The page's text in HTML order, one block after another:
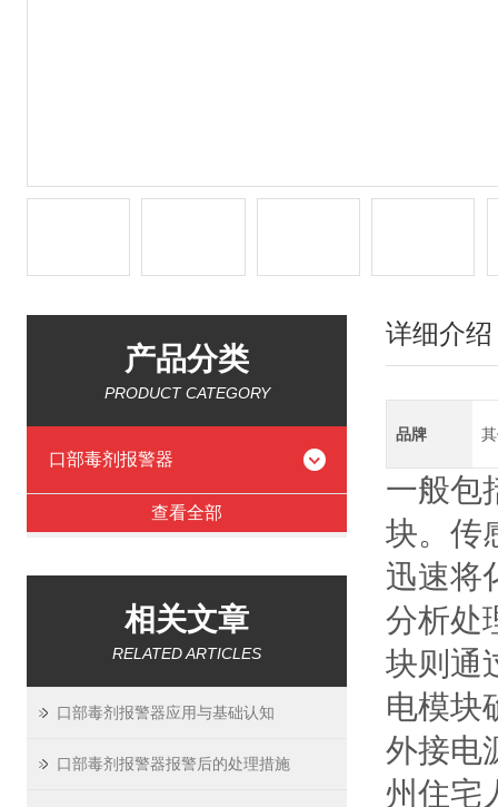
产品分类
PRODUCT CATEGORY
口部毒剂报警器
查看全部
相关文章
RELATED ARTICLES
口部毒剂报警器应用与基础认知
口部毒剂报警器报警后的处理措施
详细介绍
品牌
一般包
块。传
迅速将
分析处
块则通
电模块
外接电
州住宅